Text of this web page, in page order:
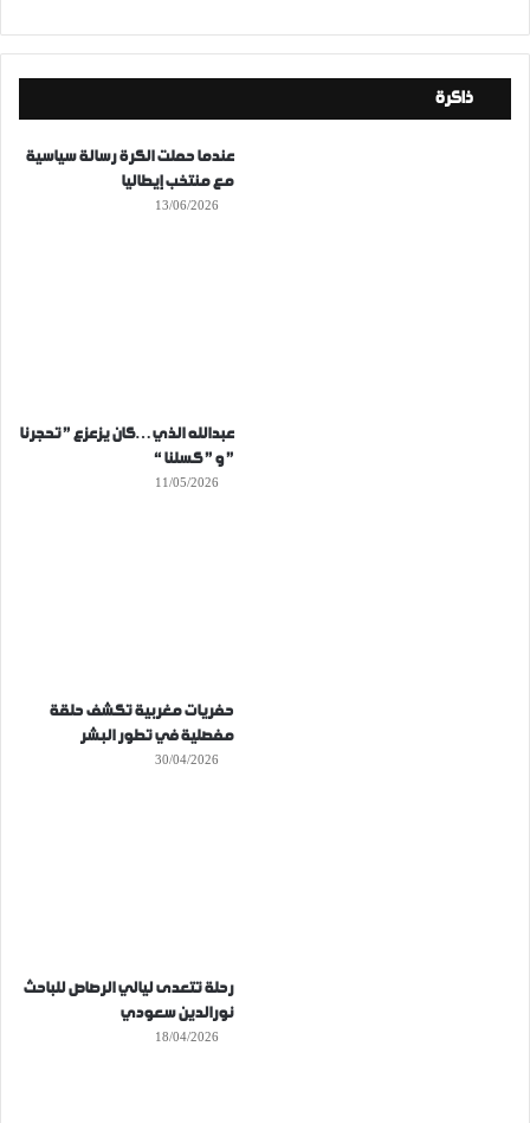
ذاكرة
عندما حملت الكرة رسالة سياسية
مع منتخب إيطاليا
13/06/2026
عبدالله الذي…كان يزعزع ” تحجرنا
” و ” كسلنا “
11/05/2026
حفريات مغربية تكشف حلقة
مفصلية في تطور البشر
30/04/2026
رحلة تتعدى ليالي الرصاص للباحث
نورالدين سعودي
18/04/2026